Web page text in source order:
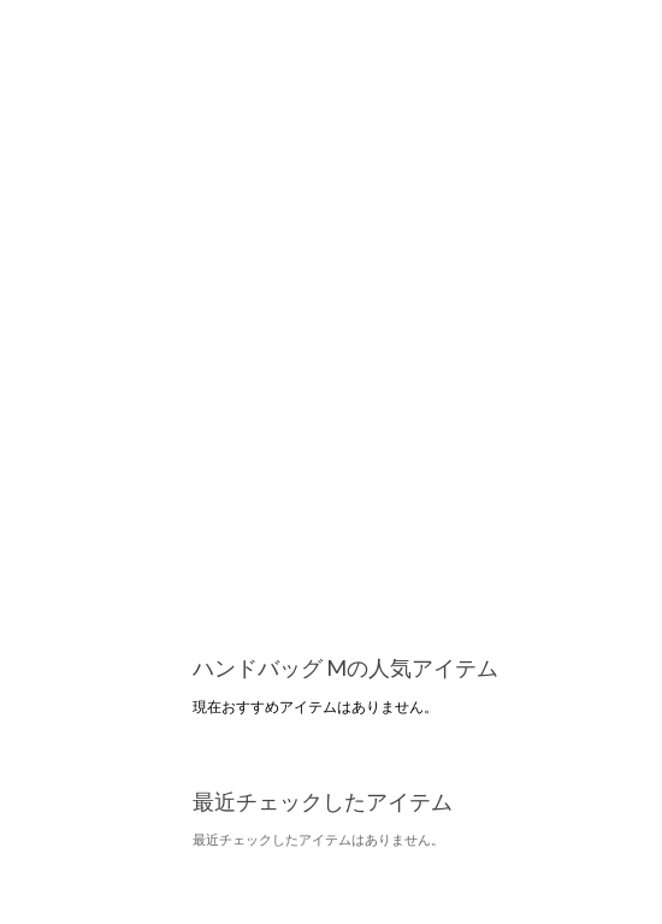
ハンドバッグ Mの人気アイテム
現在おすすめアイテムはありません。
最近チェックしたアイテム
最近チェックしたアイテムはありません。